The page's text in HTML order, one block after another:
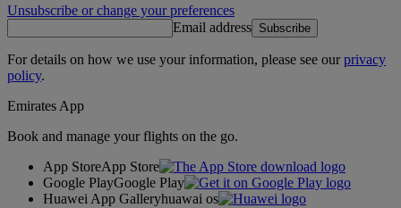
Unsubscribe or change your preferences
Email address Subscribe
For details on how we use your information, please see ourprivacy
policy.
Emirates App
Book and manage your flights on the go.
App StoreApp Store
Google PlayGoogle Play
Huawei App Galleryhuawai os